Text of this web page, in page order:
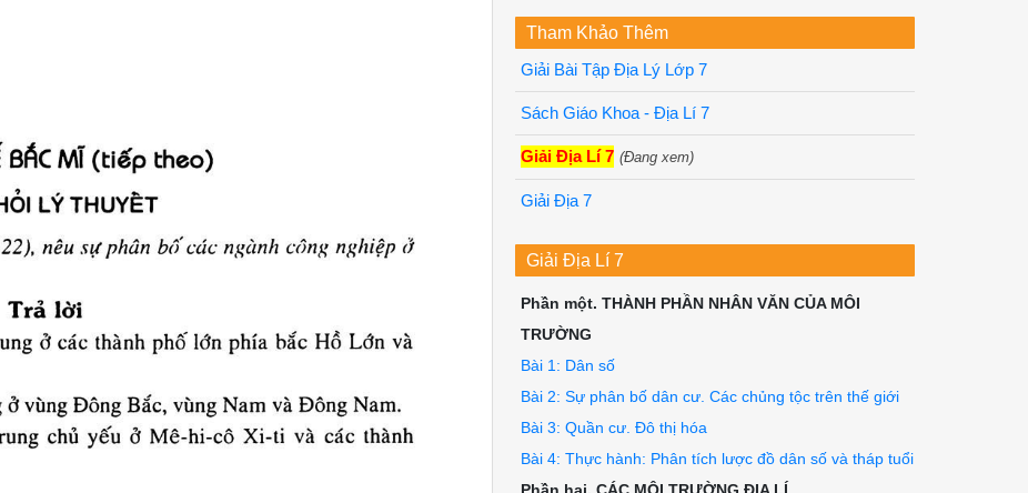
Tham Khảo Thêm
Giải Bài Tập Địa Lý Lớp 7
Sách Giáo Khoa - Địa Lí 7
Giải Địa Lí 7 (Đang xem)
Giải Địa 7
Giải Địa Lí 7
Phần một. THÀNH PHẦN NHÂN VĂN CỦA MÔI
TRƯỜNG
Bài 1: Dân số
Bài 2: Sự phân bố dân cư. Các chủng tộc trên thế giới
Bài 3: Quần cư. Đô thị hóa
Bài 4: Thực hành: Phân tích lược đồ dân số và tháp tuổi